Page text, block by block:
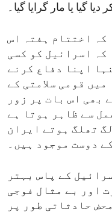
دیا گیا یا مار گرایا گیا۔
کہ اختتام ہفتہ اس
کہ اسرائیل کو کسی
اپنا دفاع کرنے
قومی سلامتی کے
بھی اس بات پر زور
سے ظاہر ہوتا ہے
تھلگ ہوتے ایران
دوست موجود ہیں۔
کے پاس بہتر
اور بے مثال فوجی
حادثاتی طور پر